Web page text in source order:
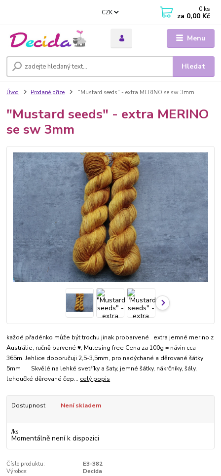
Menu
CZK
Hledat
0 ks
za 0,00 Kč
Úvod Prodané příze "Mustard seeds" - extra MERINO se sw 3mm
"Mustard seeds" - extra MERINO
se sw 3mm
každé přadénko může být trochu jinak probarvené extra jemné merino z
Austrálie, ručně barvené ♥, Mulesing free Cena za 100g = návin cca
365m. Jehlice doporučuji 2,5-3,5mm, pro nadýchané a děrované šátky
5mm Skvělé na lehké svetříky a šaty, jemné šátky, nákrčníky, šály,
lehoučké děrované čep... celý popis
Dostupnost Není skladem
/ks
Momentálně není k dispozici
Číslo produktu:
E3-382
Výrobce:
Decida